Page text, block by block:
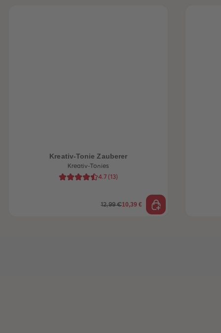
Kreativ-Tonie Zauberer
Kreativ-Tonies
4.7 (13)
12,99 €10,39 €